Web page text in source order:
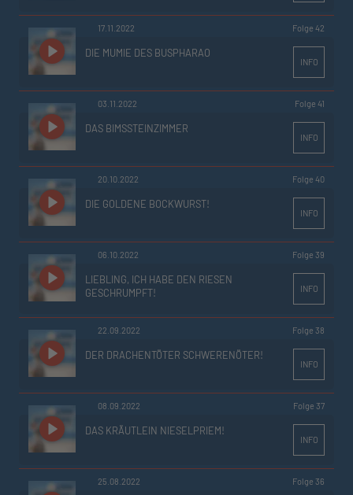
17.11.2022 Folge 42
DIE MUMIE DES BUSPHARAO
INFO
03.11.2022 Folge 41
DAS BIMSSTEINZIMMER
INFO
20.10.2022 Folge 40
DIE GOLDENE BOCKWURST!
INFO
06.10.2022 Folge 39
LIEBLING, ICH HABE DEN RIESEN
GESCHRUMPFT!
INFO
22.09.2022 Folge 38
DER DRACHENTÖTER SCHWERENÖTER!
INFO
08.09.2022 Folge 37
DAS KRÄUTLEIN NIESELPRIEM!
INFO
25.08.2022 Folge 36